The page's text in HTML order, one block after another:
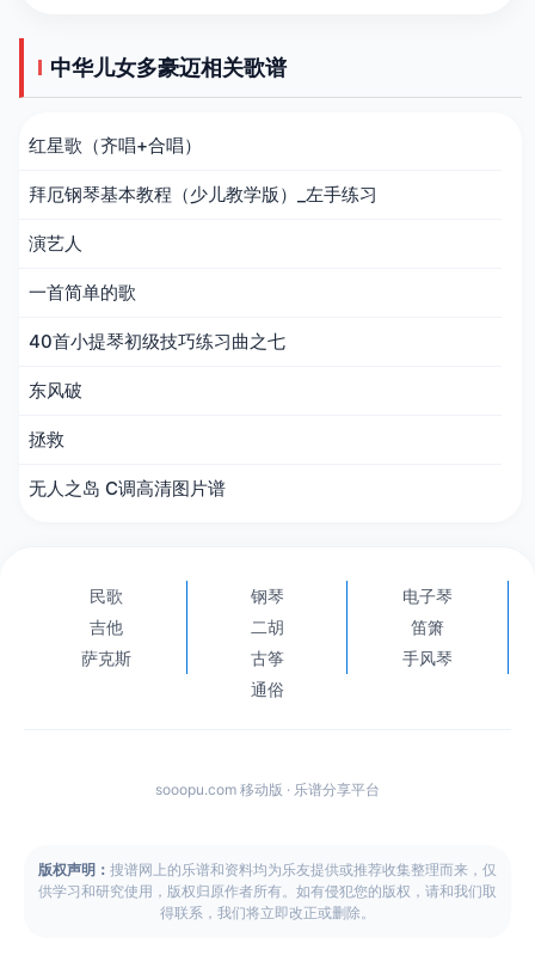
中华儿女多豪迈相关歌谱
红星歌（齐唱+合唱）
拜厄钢琴基本教程（少儿教学版）_左手练习
演艺人
一首简单的歌
40首小提琴初级技巧练习曲之七
东风破
拯救
无人之岛 C调高清图片谱
民歌 钢琴
电子琴
吉他
二胡
笛箫
萨克斯
古筝
手风琴
通俗
sooopu.com 移动版 · 乐谱分享平台
版权声明： 搜谱网上的乐谱和资料均为乐友提供或推荐收集整理而来，仅
供学习和研究使用，版权归原作者所有。如有侵犯您的版权，请和我们取
得联系，我们将立即改正或删除。